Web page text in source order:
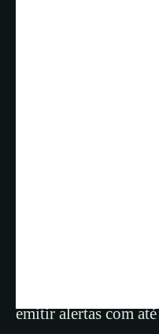
modelo para o
climáticos e a
Painel
emitir alertas com